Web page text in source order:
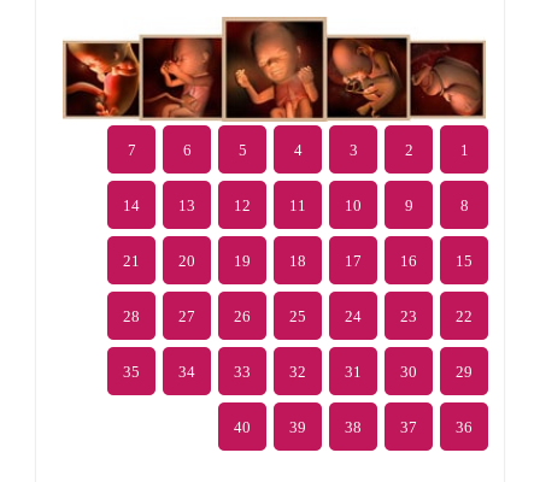
1
2
3
4
5
6
7
8
9
10
11
12
13
14
15
16
17
18
19
20
21
22
23
24
25
26
27
28
29
30
31
32
33
34
35
36
37
38
39
40